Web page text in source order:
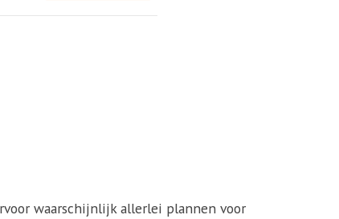
waarschijnlijk allerlei plannen voor